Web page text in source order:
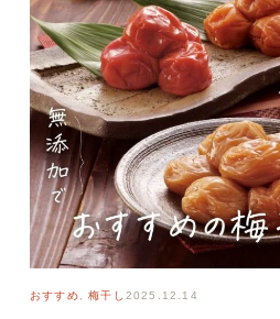
おすすめ , 梅干し 2025.12.14